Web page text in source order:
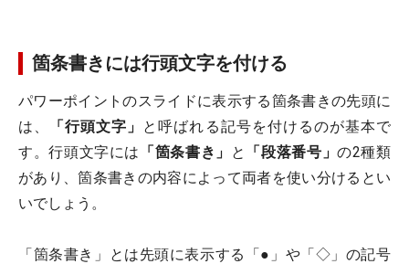
箇条書きには行頭文字を付ける
パワーポイントのスライドに表示する箇条書きの先頭に
は、
「行頭文字」 と呼ばれる記号を付けるのが基本で
す。行頭文字には 「箇条書き」 と 「段落番号」の2種類
があり、箇条書きの内容によって両者を使い分けるとい
いでしょう。
「箇条書き」とは先頭に表示する「●」や「◇」の記号